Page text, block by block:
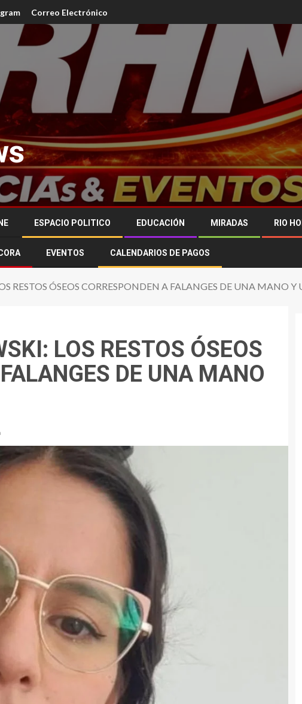
Correo Electrónico
ESPACIO POLITICO EDUCACIÓN MIRADAS RIO
EVENTOS CALENDARIOS DE PAGOS
RESTOS ÓSEOS CORRESPONDEN A FALANGES DE UNA MANO
LOS RESTOS ÓSEOS
DE UNA MANO